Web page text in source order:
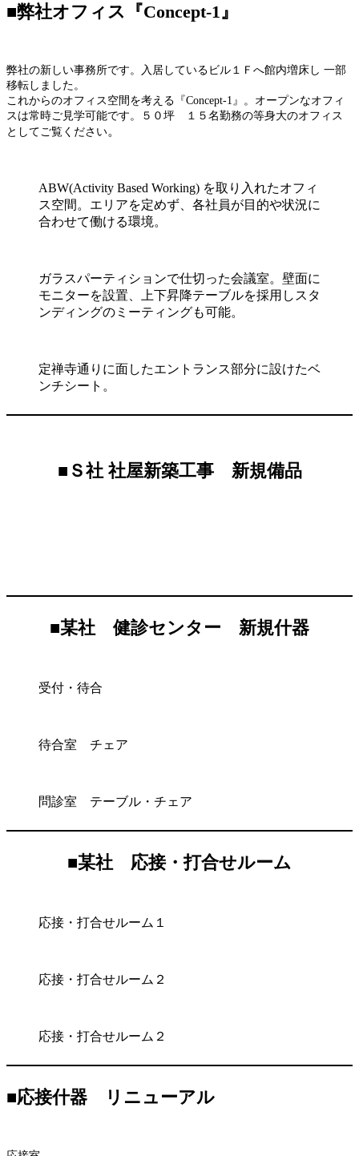
■弊社オフィス『Concept-1』
弊社の新しい事務所です。入居しているビル１Ｆへ館内増床し 一部
移転しました。
これからのオフィス空間を考える『Concept-1』。オープンなオフィ
スは常時ご見学可能です。５０坪 １５名勤務の等身大のオフィス
としてご覧ください。
ABW(Activity Based Working) を取り入れたオフィ
ス空間。エリアを定めず、各社員が目的や状況に
合わせて働ける環境。
ガラスパーティションで仕切った会議室。壁面に
モニターを設置、上下昇降テーブルを採用しスタ
ンディングのミーティングも可能。
定禅寺通りに面したエントランス部分に設けたベ
ンチシート。
■ Ｓ社 社屋新築工事 新規備品
■某社 健診センター 新規什器
受付・待合
待合室 チェア
問診室 テーブル・チェア
■某社 応接・打合せルーム
応接・打合せルーム１
応接・打合せルーム２
応接・打合せルーム２
■応接什器 リニューアル